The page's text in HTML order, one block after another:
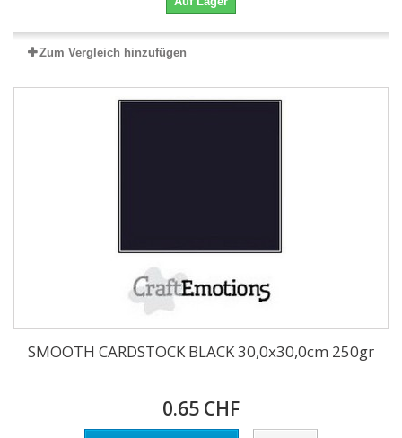
Zum Vergleich hinzufügen
SMOOTH CARDSTOCK BLACK 30,0x30,0cm 250gr
0.65 CHF